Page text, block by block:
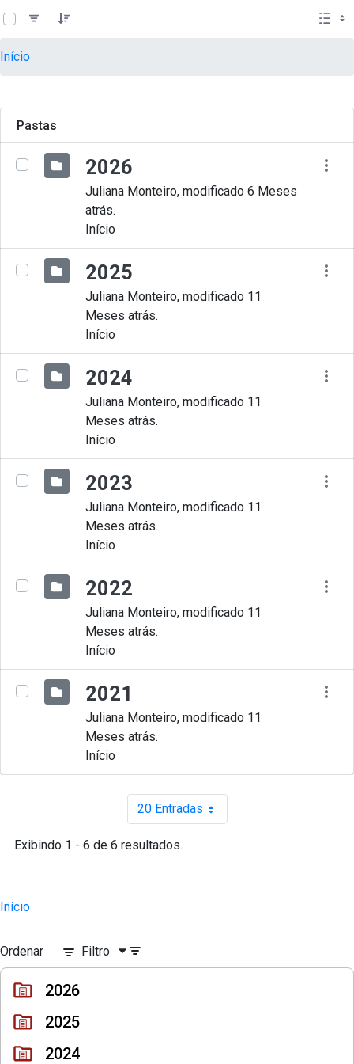
Pular para o Conteúdo principal
teste descricao
Início
Pastas
2026
Juliana Monteiro, modificado 6 Meses
atrás.
Início
2025
Juliana Monteiro, modificado 11
Meses atrás.
Início
2024
Juliana Monteiro, modificado 11
Meses atrás.
Início
2023
Juliana Monteiro, modificado 11
Meses atrás.
Início
2022
Juliana Monteiro, modificado 11
Meses atrás.
Início
2021
Juliana Monteiro, modificado 11
Meses atrás.
Início
20 EntradasPor página
Exibindo 1 - 6 de 6 resultados.
Início
Ordenar Filtro
2026
2025
2024